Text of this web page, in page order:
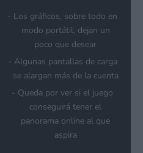
Los gráficos, sobre todo en
modo portátil, dejan un
poco que desear
Algunas pantallas de carga
se alargan más de la cuenta
Queda por ver si el juego
conseguirá tener el
panorama online al que
aspira